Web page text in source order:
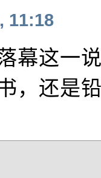
11:18
幕这一
，还是